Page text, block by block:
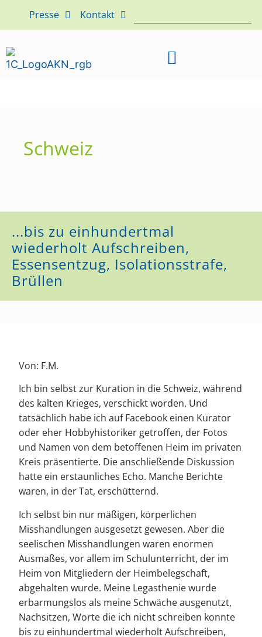
Presse Kontakt
Schweiz
...bis zu einhundertmal
wiederholt Aufschreiben,
Essensentzug, Isolationsstrafe,
Brüllen
Von: F.M.
Ich bin selbst zur Kuration in die Schweiz, während
des kalten Krieges, verschickt worden. Und
tatsächlich habe ich auf Facebook einen Kurator
oder eher Hobbyhistoriker getroffen, der Fotos
und Namen von dem betoffenen Heim im privaten
Kreis präsentierte. Die anschließende Diskussion
hatte ein erstaunliches Echo. Manche Berichte
waren, in der Tat, erschütternd.
Ich selbst bin nur mäßigen, körperlichen
Misshandlungen ausgesetzt gewesen. Aber die
seelischen Misshandlungen waren enormen
Ausmaßes, vor allem im Schulunterricht, der im
Heim von Mitgliedern der Heimbelegschaft,
abgehalten wurde. Meine Legasthenie wurde
erbarmungslos als meine Schwäche ausgenutzt,
Nachsitzen, Worte die ich nicht schreiben konnte
bis zu einhundertmal wiederholt Aufschreiben,